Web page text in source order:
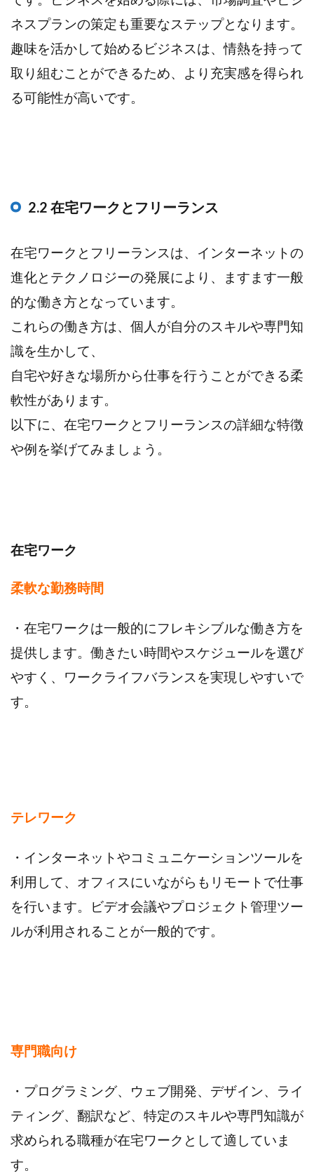
ネスプランの策定も重要なステップとなります。
趣味を活かして始めるビジネスは、情熱を持って
取り組むことができるため、より充実感を得られ
る可能性が高いです。
2.2 在宅ワークとフリーランス
在宅ワークとフリーランスは、インターネットの
進化とテクノロジーの発展により、ますます一般
的な働き方となっています。
これらの働き方は、個人が自分のスキルや専門知
識を生かして、
自宅や好きな場所から仕事を行うことができる柔
軟性があります。
以下に、在宅ワークとフリーランスの詳細な特徴
や例を挙げてみましょう。
在宅ワーク
柔軟な勤務時間
・在宅ワークは一般的にフレキシブルな働き方を
提供します。働きたい時間やスケジュールを選び
やすく、ワークライフバランスを実現しやすいで
す。
テレワーク
・インターネットやコミュニケーションツールを
利用して、オフィスにいながらもリモートで仕事
を行います。ビデオ会議やプロジェクト管理ツー
ルが利用されることが一般的です。
専門職向け
・プログラミング、ウェブ開発、デザイン、ライ
ティング、翻訳など、特定のスキルや専門知識が
求められる職種が在宅ワークとして適していま
す。